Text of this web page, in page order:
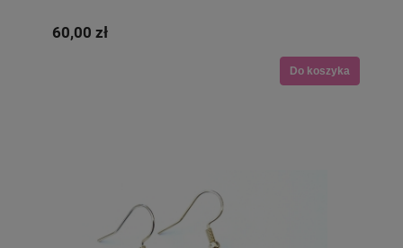
60,00 zł
Do koszyka